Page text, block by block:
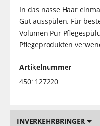
In das nasse Haar
Gut ausspülen. Für
Volumen Pur
Pflegeprodukten
Artikelnummer
4501127220
INVERKEHRBRINGER